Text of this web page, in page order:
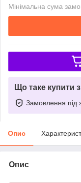
Мінімальна сума
Що таке купити
Замовлення під
Опис
Опис